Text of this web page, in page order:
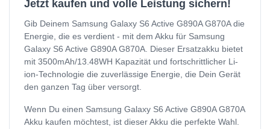
Jetzt kaufen und volle Leistung sichern!
Gib Deinem Samsung Galaxy S6 Active G890A G870A die
Energie, die es verdient - mit dem Akku für Samsung
Galaxy S6 Active G890A G870A. Dieser Ersatzakku bietet
mit 3500mAh/13.48WH Kapazität und fortschrittlicher Li-
ion-Technologie die zuverlässige Energie, die Dein Gerät
den ganzen Tag über versorgt.
Wenn Du einen Samsung Galaxy S6 Active G890A G870A
Akku kaufen möchtest, ist dieser Akku die perfekte Wahl.